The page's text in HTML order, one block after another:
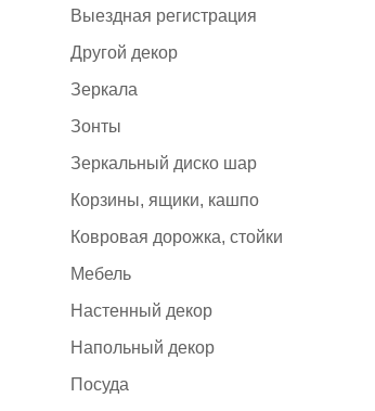
Выездная регистрация
Другой декор
Зеркала
Зонты
Зеркальный диско шар
Корзины, ящики, кашпо
Ковровая дорожка, стойки
Мебель
Настенный декор
Напольный декор
Посуда